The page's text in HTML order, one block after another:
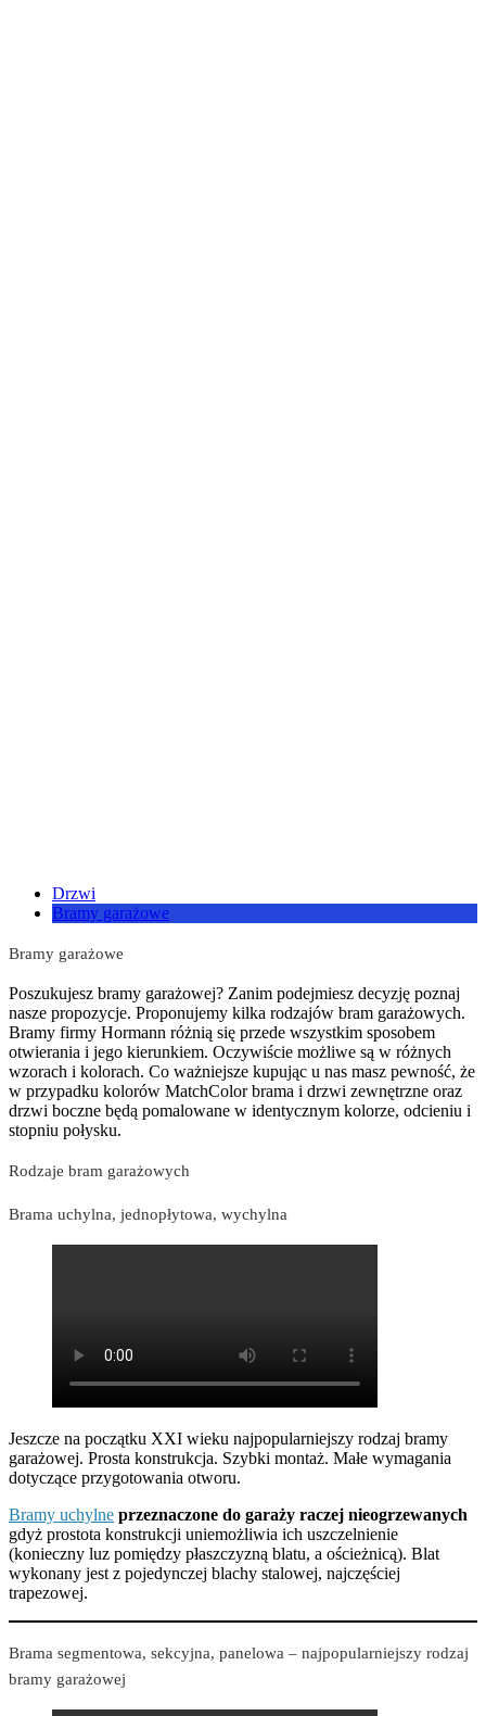
Drzwi
Bramy garażowe
Bramy garażowe
Poszukujesz bramy garażowej? Zanim podejmiesz decyzję poznaj
nasze propozycje. Proponujemy kilka rodzajów bram garażowych.
Bramy firmy Hormann różnią się przede wszystkim sposobem
otwierania i jego kierunkiem. Oczywiście możliwe są w różnych
wzorach i kolorach. Co ważniejsze kupując u nas masz pewność, że
w przypadku kolorów MatchColor brama i drzwi zewnętrzne oraz
drzwi boczne będą pomalowane w identycznym kolorze, odcieniu i
stopniu połysku.
Rodzaje bram garażowych
Brama uchylna, jednopłytowa, wychylna
Jeszcze na początku XXI wieku najpopularniejszy rodzaj bramy
garażowej. Prosta konstrukcja. Szybki montaż. Małe wymagania
dotyczące przygotowania otworu.
Bramy uchylne przeznaczone do garaży raczej nieogrzewanych
gdyż prostota konstrukcji uniemożliwia ich uszczelnienie
(konieczny luz pomiędzy płaszczyzną blatu, a ościeżnicą). Blat
wykonany jest z pojedynczej blachy stalowej, najczęściej
trapezowej.
Brama segmentowa, sekcyjna, panelowa – najpopularniejszy rodzaj
bramy garażowej